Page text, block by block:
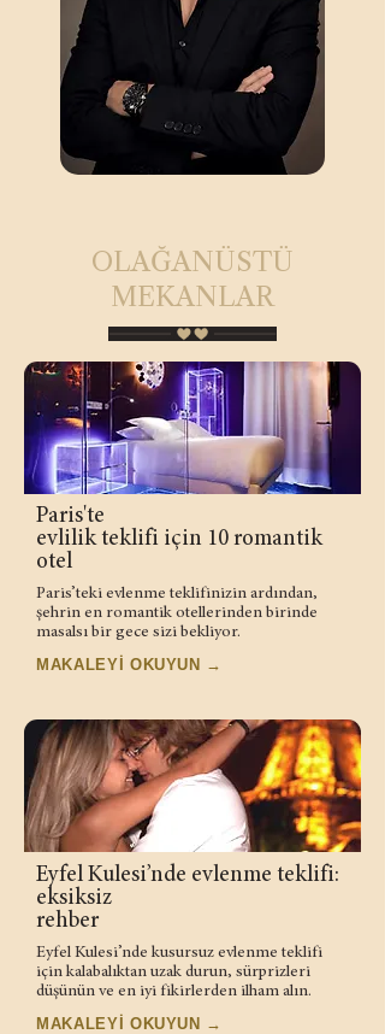
OLAĞANÜSTÜ
MEKANLAR
Paris'te
evlilik teklifi için 10 romantik
otel
Paris’teki evlenme teklifinizin ardından,
şehrin en romantik otellerinden birinde
masalsı bir gece sizi bekliyor.
MAKALEYİ OKUYUN →
Eyfel Kulesi’nde evlenme teklifi:
eksiksiz
rehber
Eyfel Kulesi’nde kusursuz evlenme teklifi
için kalabalıktan uzak durun, sürprizleri
düşünün ve en iyi fikirlerden ilham alın.
MAKALEYİ OKUYUN →